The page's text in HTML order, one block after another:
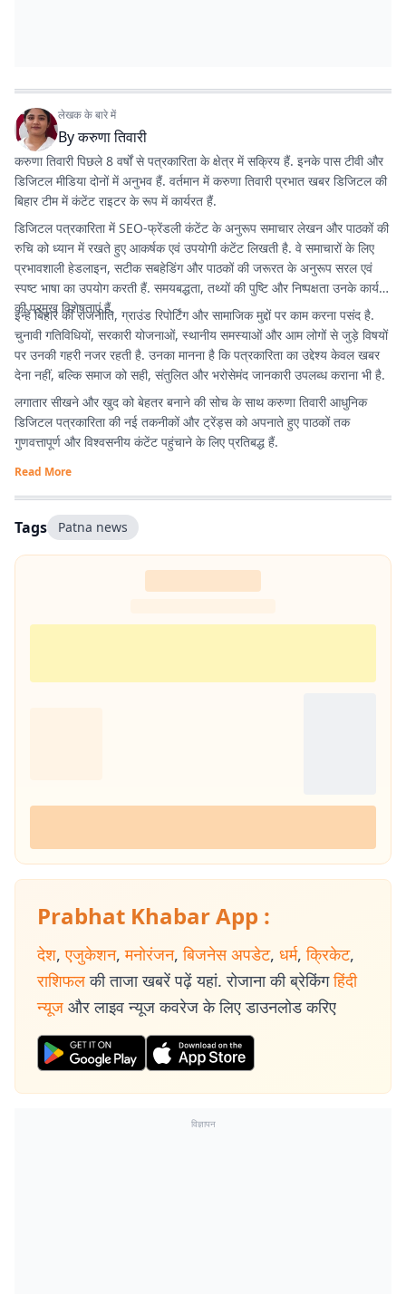
लेखक के बारे में
Byकरुणा तिवारी
करुणा तिवारी पिछले 8 वर्षों से पत्रकारिता के क्षेत्र में सक्रिय हैं. इनके पास टीवी और
डिजिटल मीडिया दोनों में अनुभव हैं. वर्तमान में करुणा तिवारी प्रभात खबर डिजिटल की
बिहार टीम में कंटेंट राइटर के रूप में कार्यरत हैं.
डिजिटल पत्रकारिता में SEO-फ्रेंडली कंटेंट के अनुरूप समाचार लेखन और पाठकों की
रुचि को ध्यान में रखते हुए आकर्षक एवं उपयोगी कंटेंट लिखती है. वे समाचारों के लिए
प्रभावशाली हेडलाइन, सटीक सबहेडिंग और पाठकों की जरूरत के अनुरूप सरल एवं
स्पष्ट भाषा का उपयोग करती हैं. समयबद्धता, तथ्यों की पुष्टि और निष्पक्षता उनके कार्य
की प्रमुख विशेषताएं हैं.
इन्हें बिहार की राजनीति, ग्राउंड रिपोर्टिंग और सामाजिक मुद्दों पर काम करना पसंद है.
चुनावी गतिविधियों, सरकारी योजनाओं, स्थानीय समस्याओं और आम लोगों से जुड़े विषयों
पर उनकी गहरी नजर रहती है. उनका मानना है कि पत्रकारिता का उद्देश्य केवल खबर
देना नहीं, बल्कि समाज को सही, संतुलित और भरोसेमंद जानकारी उपलब्ध कराना भी है.
लगातार सीखने और खुद को बेहतर बनाने की सोच के साथ करुणा तिवारी आधुनिक
डिजिटल पत्रकारिता की नई तकनीकों और ट्रेंड्स को अपनाते हुए पाठकों तक
गुणवत्तापूर्ण और विश्वसनीय कंटेंट पहुंचाने के लिए प्रतिबद्ध हैं.
Read More
Tags Patna news
Prabhat Khabar App :
देश, एजुकेशन, मनोरंजन, बिजनेस अपडेट, धर्म, क्रिकेट,
राशिफल की ताजा खबरें पढ़ें यहां. रोजाना की ब्रेकिंग हिंदी
न्यूज और लाइव न्यूज कवरेज के लिए डाउनलोड करिए
विज्ञापन